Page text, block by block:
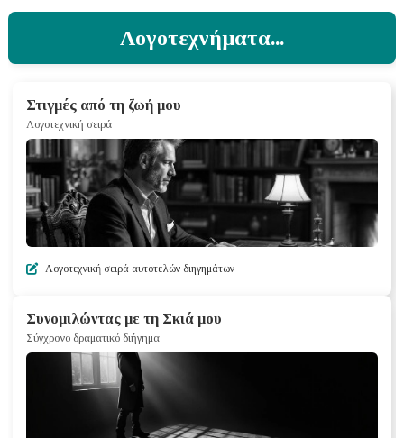
Λογοτεχνήματα...
Στιγμές από τη ζωή μου
Λογοτεχνική σειρά
Λογοτεχνική σειρά αυτοτελών διηγημάτων
Συνομιλώντας με τη Σκιά μου
Σύγχρονο δραματικό διήγημα